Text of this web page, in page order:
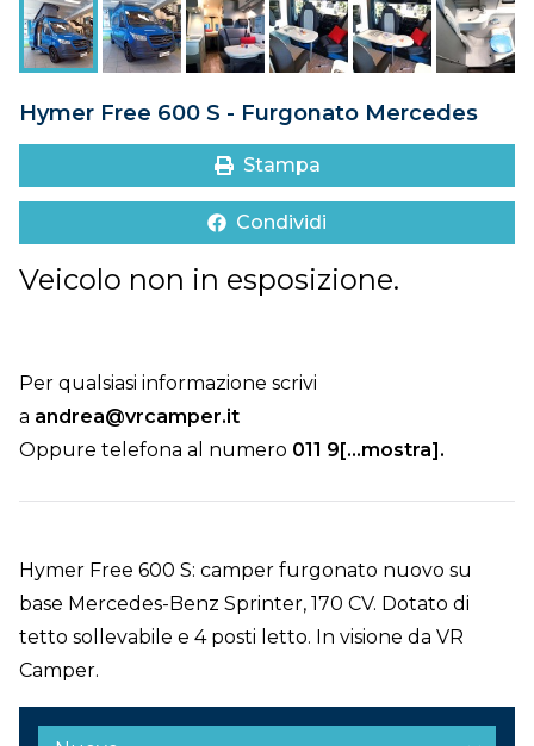
DOVE SIAMO
CONTATTI
Hymer Free 600 S - Furgonato Mercedes
Stampa
Condividi
Veicolo non in esposizione.
Per qualsiasi informazione scrivi
a andrea@vrcamper.it
Oppure telefona al numero 011 9[...mostra].
Hymer Free 600 S: camper furgonato nuovo su
base Mercedes-Benz Sprinter, 170 CV. Dotato di
tetto sollevabile e 4 posti letto. In visione da VR
Camper.